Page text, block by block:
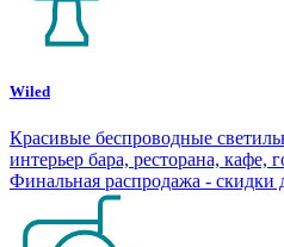
Wiled
Красивые беспроводные
интерьер бара, ресторана, кафе,
Финальная распродажа - скидки